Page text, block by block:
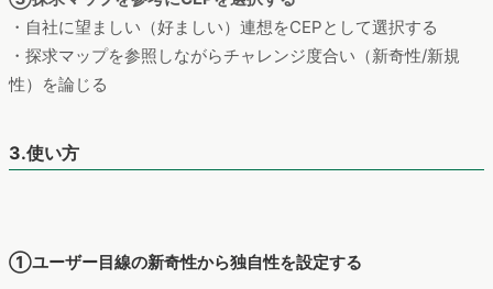
Cons/コンス（反対意見・デメリット）を書き込む
＜記入例＞
・Cons（反対）：○○の開発負荷が発生する、○○との一貫性
・自社に望ましい（好ましい）連想をCEPとして選択する